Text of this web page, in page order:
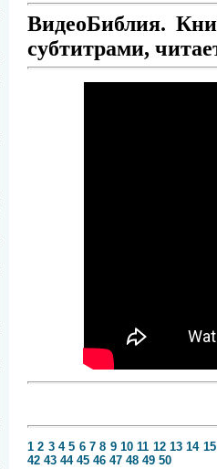
ВидеоБиблия.
субтитрами,
1 2 3 4 5 6 7 8 9 10 11 12 13 14 15
42 43 44 45 46 47 48 49 50